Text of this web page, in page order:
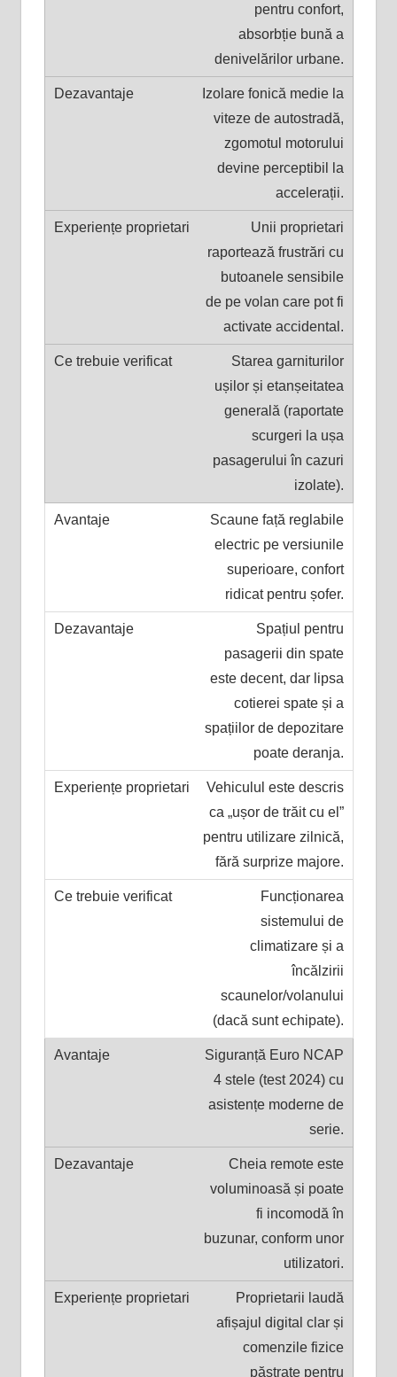
pentru confort,
absorbție bună a
denivelărilor urbane.
Izolare fonică medie la
viteze de autostradă,
zgomotul motorului
devine perceptibil la
accelerații.
Unii proprietari
raportează frustrări cu
butoanele sensibile
de pe volan care pot fi
activate accidental.
Starea garniturilor
ușilor și etanșeitatea
generală (raportate
scurgeri la ușa
pasagerului în cazuri
izolate).
Scaune față reglabile
electric pe versiunile
superioare, confort
ridicat pentru șofer.
Spațiul pentru
pasagerii din spate
este decent, dar lipsa
cotierei spate și a
spațiilor de depozitare
poate deranja.
Vehiculul este descris
ca „ușor de trăit cu el”
pentru utilizare zilnică,
fără surprize majore.
Funcționarea
sistemului de
climatizare și a
încălzirii
scaunelor/volanului
(dacă sunt echipate).
Siguranță Euro NCAP
4 stele (test 2024) cu
asistențe moderne de
serie.
Cheia remote este
voluminoasă și poate
fi incomodă în
buzunar, conform unor
utilizatori.
Proprietarii laudă
afișajul digital clar și
comenzile fizice
păstrate pentru